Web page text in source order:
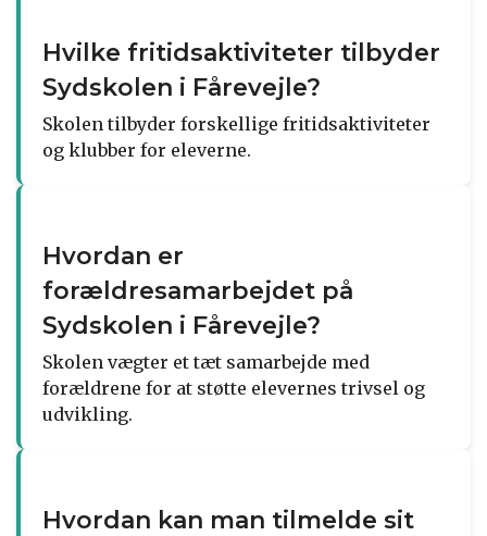
Hvilke fritidsaktiviteter tilbyder
Sydskolen i Fårevejle?
Skolen tilbyder forskellige fritidsaktiviteter
og klubber for eleverne.
Hvordan er
forældresamarbejdet på
Sydskolen i Fårevejle?
Skolen vægter et tæt samarbejde med
forældrene for at støtte elevernes trivsel og
udvikling.
Hvordan kan man tilmelde sit